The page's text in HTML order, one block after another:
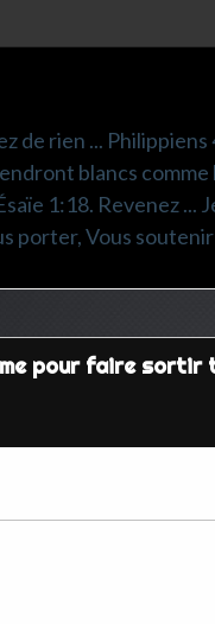
de rien ...
blancs
1:18. Revenez
porter, Vous
pour faire sortir